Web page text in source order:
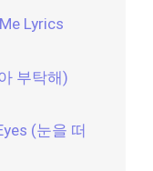
Lyrics
부탁해)
(눈을 떠